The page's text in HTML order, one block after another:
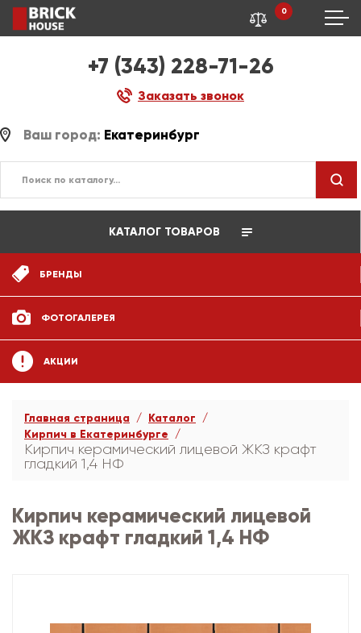
+7 (343) 228-71-26
Заказать звонок
0
Ваш город: Екатеринбург
КАТАЛОГ ТОВАРОВ
БРЕНДЫ
ФОТОГАЛЕРЕЯ
АКЦИИ
Главная страница
Каталог
Кирпич в Екатеринбурге
Кирпич керамический лицевой ЖКЗ крафт
гладкий 1,4 НФ
Кирпич керамический лицевой
ЖКЗ крафт гладкий 1,4 НФ